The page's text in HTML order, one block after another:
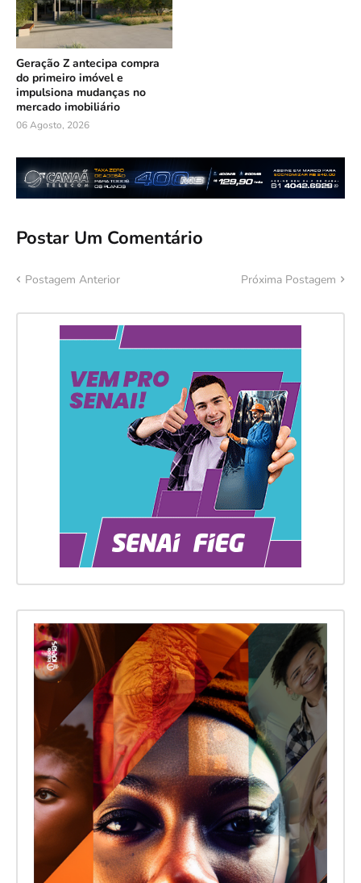
Geração Z antecipa compra
do primeiro imóvel e
impulsiona mudanças no
mercado imobiliário
06 Agosto, 2026
Postar Um Comentário
Postagem Anterior Próxima Postagem